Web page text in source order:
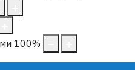
100%